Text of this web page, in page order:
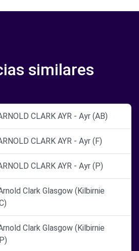
similares
CLARK AYR - Ayr (AB)
CLARK AYR - Ayr (F)
CLARK AYR - Ayr (P)
Clark Glasgow (Kilbirnie
Clark Glasgow (Kilbirnie